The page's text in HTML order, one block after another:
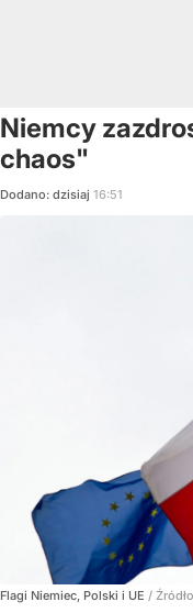
Niemcy
chaos"
Dodano: dzisiaj 16:51
Flagi Niemiec, Polski i UE /